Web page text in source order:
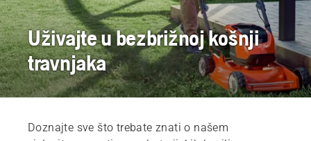
Uživajte u bezbrižnoj košnji
travnjaka
Doznajte sve što trebate znati o našem